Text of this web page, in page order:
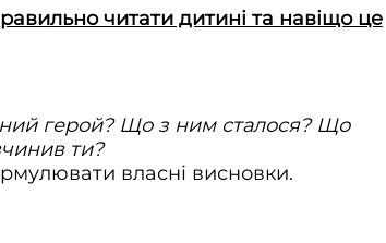
читати дитині та навіщо це
герой? Що з ним сталося? Що
ти?
власні висновки.